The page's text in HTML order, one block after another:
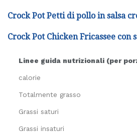
Crock Pot Petti di pollo in salsa
Crock Pot Chicken Fricassee con
Linee guida nutrizionali (per
calorie
Totalmente grasso
Grassi saturi
Grassi insaturi